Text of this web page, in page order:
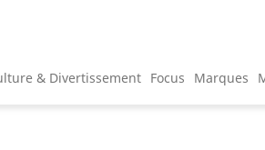
& Divertissement Focus Marques